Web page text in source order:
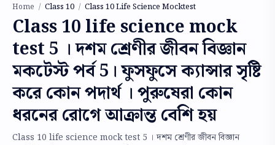
Home Class 10 Class 10 Life Science Mocktest
Class 10 life science mock
test 5 । দশম শ্রেণীর জীবন বিজ্ঞান
মকটেস্ট পর্ব 5। ফুসফুসে ক্যান্সার সৃষ্টি
করে কোন পদার্থ । পুরুষেরা কোন
ধরনের রোগে আক্রান্ত বেশি হয়
Class 10 life science mock test 5 । দশম শ্রেণীর জীবন বিজ্ঞান